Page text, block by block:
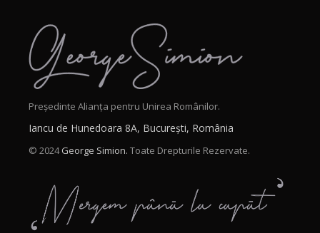
Președinte Alianța pentru Unirea Românilor.
Iancu de Hunedoara 8A, București, România
© 2024George Simion. Toate Drepturile Rezervate.